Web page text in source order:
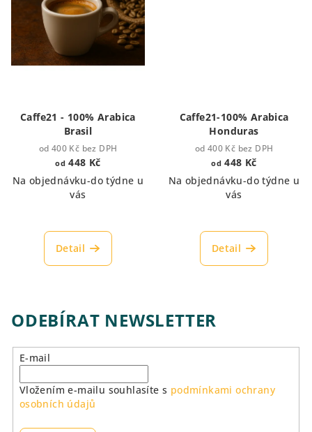
Caffe21 - 100% Arabica
Brasil
od 400 Kč bez DPH
od 448 Kč
Na objednávku-do týdne u
vás
Detail
Caffe21-100% Arabica
Honduras
od 400 Kč bez DPH
od 448 Kč
Na objednávku-do týdne u
vás
Detail
ODEBÍRAT NEWSLETTER
E-mail
Vložením e-mailu souhlasíte s podmínkami ochrany
osobních údajů